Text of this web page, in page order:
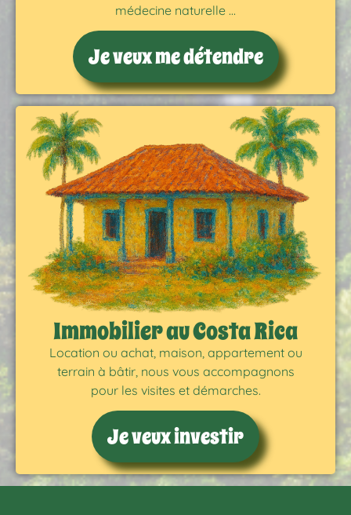
médecine naturelle …
Je veux me détendre
Immobilier au Costa Rica
Location ou achat, maison, appartement ou
terrain à bâtir, nous vous accompagnons
pour les visites et démarches.
Je veux investir